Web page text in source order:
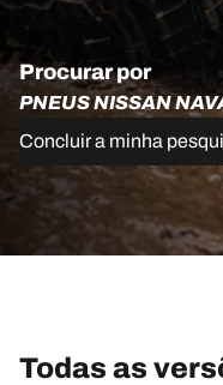
Procurar por
PNEUS NISSAN
Concluir a minha
Todas as